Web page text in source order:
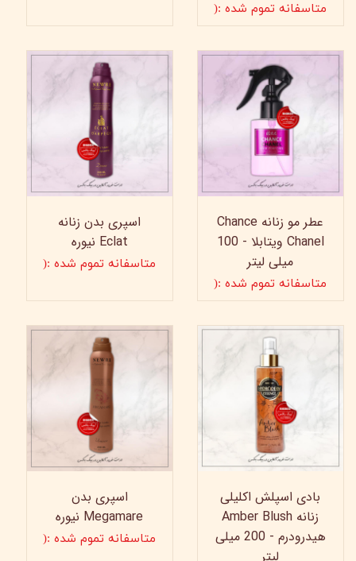
متاسفانه تموم شده :(
عطر مو زنانه Chance
Chanel ویتابلا - 100
میلی لیتر
متاسفانه تموم شده :(
اسپری بدن زنانه
Eclat نیوره
متاسفانه تموم شده :(
بادی اسپلش اکلیلی
زنانه Amber Blush
هیدرودرم - 200 میلی
لیتر
اسپری بدن
Megamare نیوره
متاسفانه تموم شده :(